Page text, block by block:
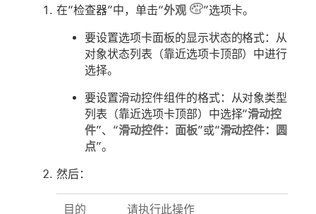
在“检查器”中，单击“外观 ”选项卡。
要设置选项卡面板的显示状态的格式：从
对象状态列表（靠近选项卡顶部）中进行
选择。
要设置滑动控件组件的格式：从对象类型
列表（靠近选项卡顶部）中选择“滑动控
件”、“滑动控件：面板”或“滑动控件：圆
点”。
然后：
目的 请执行此操作